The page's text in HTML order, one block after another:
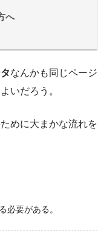
へ
なんかも同じページ
いだろう。
めに大まかな流れを
必要がある。